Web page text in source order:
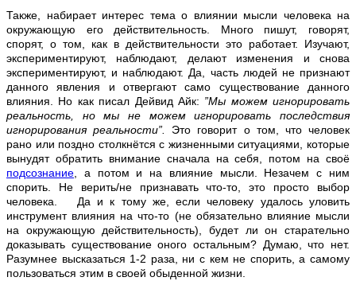
Также, набирает интерес тема о влиянии мысли человека на
окружающую его действительность. Много пишут, говорят,
спорят, о том, как в действительности это работает. Изучают,
экспериментируют, наблюдают, делают изменения и снова
экспериментируют, и наблюдают. Да, часть людей не признают
данного явления и отвергают само существование данного
влияния. Но как писал Дейвид Айк: ”Мы можем игнорировать
реальность, но мы не можем игнорировать последствия
игнорирования реальности”.
Это говорит о том, что человек
рано или поздно столкнётся с жизненными ситуациями, которые
вынудят обратить внимание сначала на себя, потом на своё
подсознание , а потом и на влияние мысли. Незачем с ним
спорить. Не верить/не признавать что-то, это просто выбор
человека.
Да и к тому же, если человеку удалось уловить
инструмент влияния на что-то (не обязательно влияние мысли
на окружающую действительность), будет ли он старательно
доказывать существование оного остальным? Думаю, что нет.
Разумнее высказаться 1-2 раза, ни с кем не спорить, а самому
пользоваться этим в своей обыденной жизни.